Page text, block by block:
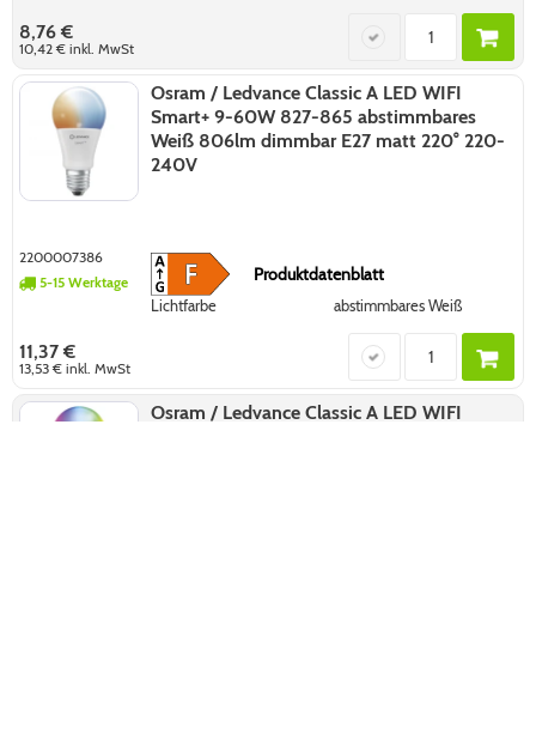
8,76 €
10,42 €inkl. MwSt
Osram / Ledvance Classic A LED WIFI
Smart+ 9-60W 827-865 abstimmbares
Weiß 806lm dimmbar E27 matt 220° 220-
240V
2200007386
5-15 Werktage
Produktdatenblatt
Lichtfarbe abstimmbares Weiß
11,37 €
13,53 €inkl. MwSt
Osram / Ledvance Classic A LED WIFI